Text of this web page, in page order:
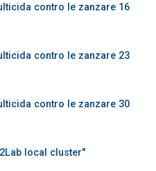
contro le zanzare 16
contro le zanzare 23
contro le zanzare 30
local cluster"